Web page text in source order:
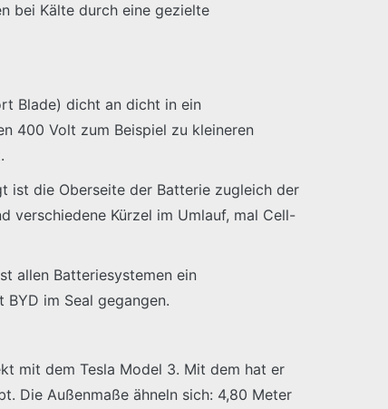
bei Kälte durch eine gezielte
Blade) dicht an dicht in ein
400 Volt zum Beispiel zu kleineren
ist die Oberseite der Batterie zugleich der
verschiedene Kürzel im Umlauf, mal Cell-
allen Batteriesystemen ein
im Seal gegangen.
mit dem Tesla Model 3. Mit dem hat er
Die Außenmaße ähneln sich: 4,80 Meter